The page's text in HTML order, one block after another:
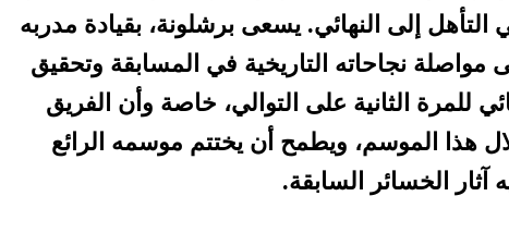
التأهل إلى النهائي. يسعى برشلونة، بقيادة مدربه
مواصلة نجاحاته التاريخية في المسابقة وتحقيق
للمرة الثانية على التوالي، خاصة وأن الفريق
هذا الموسم، ويطمح أن يختتم موسمه الرائع
الخسائر السابقة.